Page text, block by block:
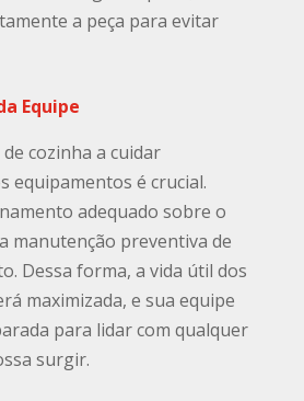
a peça para evitar
Equipe
cozinha a cuidar
equipamentos é crucial.
adequado sobre o
manutenção preventiva de
Dessa forma, a vida útil dos
maximizada, e sua equipe
para lidar com qualquer
surgir.